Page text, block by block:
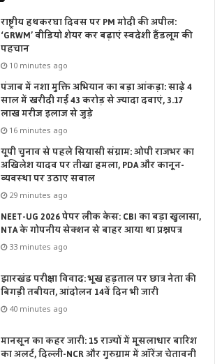
राष्ट्रीय हथकरघा दिवस पर PM मोदी की अपील:
‘GRWM’ वीडियो शेयर कर बढ़ाएं स्वदेशी हैंडलूम की
पहचान
10 minutes ago
पंजाब में नशा मुक्ति अभियान का बड़ा आंकड़ा: साढ़े 4
साल में खरीदी गईं 43 करोड़ से ज्यादा दवाएं, 3.17
लाख मरीज इलाज से जुड़े
16 minutes ago
यूपी चुनाव से पहले सियासी संग्राम: ओपी राजभर का
अखिलेश यादव पर तीखा हमला, PDA और कानून-
व्यवस्था पर उठाए सवाल
29 minutes ago
NEET-UG 2026 पेपर लीक केस: CBI का बड़ा खुलासा,
NTA के गोपनीय सेक्शन से बाहर आया था प्रश्नपत्र
33 minutes ago
झारखंड परीक्षा विवाद: भूख हड़ताल पर छात्र नेता की
बिगड़ी तबीयत, आंदोलन 14वें दिन भी जारी
40 minutes ago
मानसून का कहर जारी: 15 राज्यों में मूसलाधार बारिश
का अलर्ट, दिल्ली-NCR और गुरुग्राम में ऑरेंज चेतावनी